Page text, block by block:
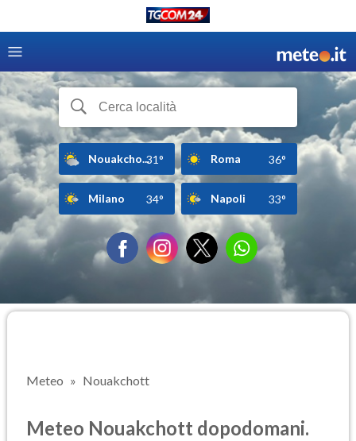
Nouakcho...31° Roma 36°
Milano 34° Napoli 33°
Meteo Nouakchott
Meteo Nouakchott dopodomani.